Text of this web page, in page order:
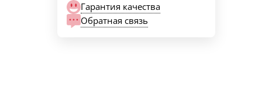
Гарантия качества
Обратная связь